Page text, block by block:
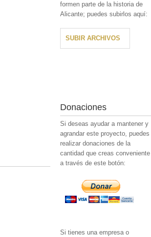
formen parte de la historia de
Alicante; puedes subirlos aquí:
SUBIR ARCHIVOS
Donaciones
Si deseas ayudar a mantener y
agrandar este proyecto, puedes
realizar donaciones de la
cantidad que creas conveniente
a través de este botón:
Si tienes una empresa o